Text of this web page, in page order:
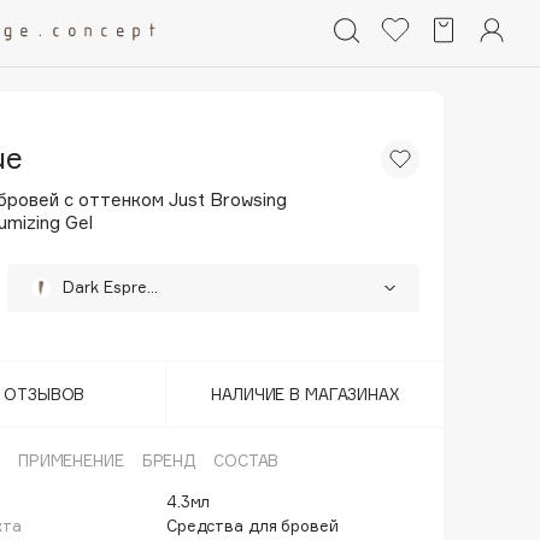
с оттенком Just Browsing
Gel
ОТЗЫВОВ НАЛИЧИЕ В МАГАЗИНАХ
ПРИМЕНЕНИЕ БРЕНД СОСТАВ
4.3мл
Средства для бровей